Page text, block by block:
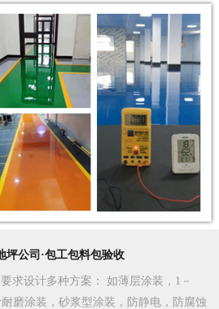
坪公司·包工包料包验收
求设计多种方案 ： 如薄层涂装，1－
磨涂装，砂浆型涂装，防静电，防腐蚀